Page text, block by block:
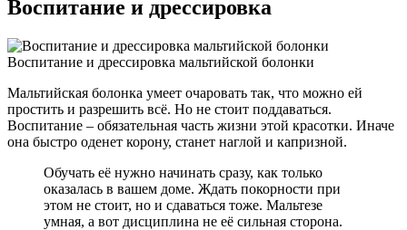
Воспитание и дрессировка
Воспитание и дрессировка мальтийской болонки
Мальтийская болонка умеет очаровать так, что можно ей
простить и разрешить всё. Но не стоит поддаваться.
Воспитание – обязательная часть жизни этой красотки. Иначе
она быстро оденет корону, станет наглой и капризной.
Обучать её нужно начинать сразу, как только
оказалась в вашем доме. Ждать покорности при
этом не стоит, но и сдаваться тоже. Мальтезе
умная, а вот дисциплина не её сильная сторона.